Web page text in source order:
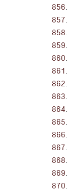
856.
857.
858.
859.
860.
861.
862.
863.
864.
865.
866.
867.
868.
869.
870.